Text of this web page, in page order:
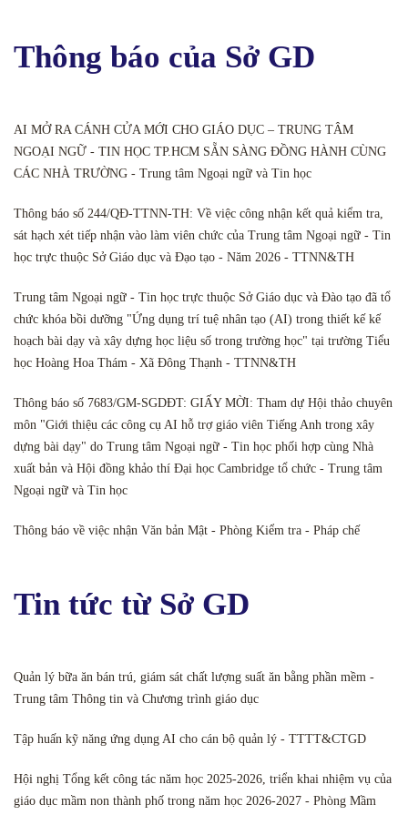
Thông báo của Sở GD
AI MỞ RA CÁNH CỬA MỚI CHO GIÁO DỤC – TRUNG TÂM
NGOẠI NGỮ - TIN HỌC TP.HCM SẴN SÀNG ĐỒNG HÀNH CÙNG
CÁC NHÀ TRƯỜNG - Trung tâm Ngoại ngữ và Tin học
Thông báo số 244/QĐ-TTNN-TH: Về việc công nhận kết quả kiểm tra,
sát hạch xét tiếp nhận vào làm viên chức của Trung tâm Ngoại ngữ - Tin
học trực thuộc Sở Giáo dục và Đạo tạo - Năm 2026 - TTNN&TH
Trung tâm Ngoại ngữ - Tin học trực thuộc Sở Giáo dục và Đào tạo đã tổ
chức khóa bồi dưỡng "Ứng dụng trí tuệ nhân tạo (AI) trong thiết kế kế
hoạch bài dạy và xây dựng học liệu số trong trường học" tại trường Tiểu
học Hoàng Hoa Thám - Xã Đông Thạnh - TTNN&TH
Thông báo số 7683/GM-SGDĐT: GIẤY MỜI: Tham dự Hội thảo chuyên
môn "Giới thiệu các công cụ AI hỗ trợ giáo viên Tiếng Anh trong xây
dựng bài dạy" do Trung tâm Ngoại ngữ - Tin học phối hợp cùng Nhà
xuất bản và Hội đồng khảo thí Đại học Cambridge tổ chức - Trung tâm
Ngoại ngữ và Tin học
Thông báo về việc nhận Văn bản Mật - Phòng Kiểm tra - Pháp chế
Tin tức từ Sở GD
Quản lý bữa ăn bán trú, giám sát chất lượng suất ăn bằng phần mềm -
Trung tâm Thông tin và Chương trình giáo dục
Tập huấn kỹ năng ứng dụng AI cho cán bộ quản lý - TTTT&CTGD
Hội nghị Tổng kết công tác năm học 2025-2026, triển khai nhiệm vụ của
giáo dục mầm non thành phố trong năm học 2026-2027 - Phòng Mầm